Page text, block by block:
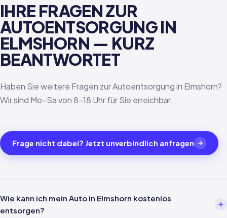
IHRE FRAGEN ZUR
AUTOENTSORGUNG IN
ELMSHORN — KURZ
BEANTWORTET
Haben Sie weitere Fragen zur Autoentsorgung in Elmshorn?
Wir sind Mo–Sa von 8–18 Uhr für Sie erreichbar.
Frage nicht dabei? Jetzt unverbindlich anfragen
Wie kann ich mein Auto in Elmshorn kostenlos
entsorgen?